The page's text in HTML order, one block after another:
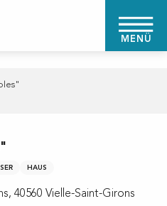
MENÜ
HAUS
40560 Vielle-Saint-Girons